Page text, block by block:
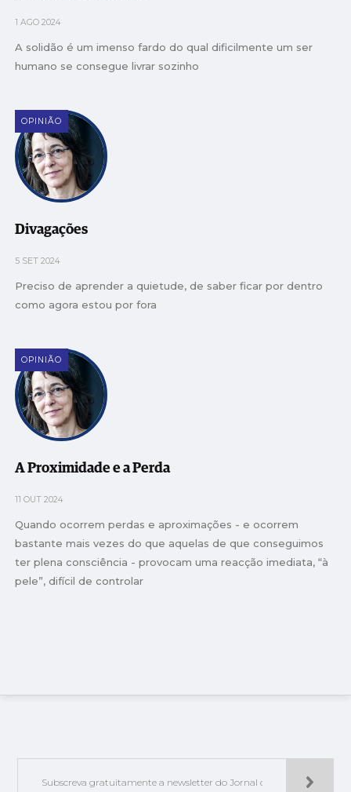
1 AGO 2024
A solidão é um imenso fardo do qual dificilmente um ser
humano se consegue livrar sozinho
OPINIÃO
Divagações
5 SET 2024
Preciso de aprender a quietude, de saber ficar por dentro
como agora estou por fora
OPINIÃO
A Proximidade e a Perda
11 OUT 2024
Quando ocorrem perdas e aproximações - e ocorrem
bastante mais vezes do que aquelas de que conseguimos
ter plena consciência - provocam uma reacção imediata, “à
pele”, difícil de controlar